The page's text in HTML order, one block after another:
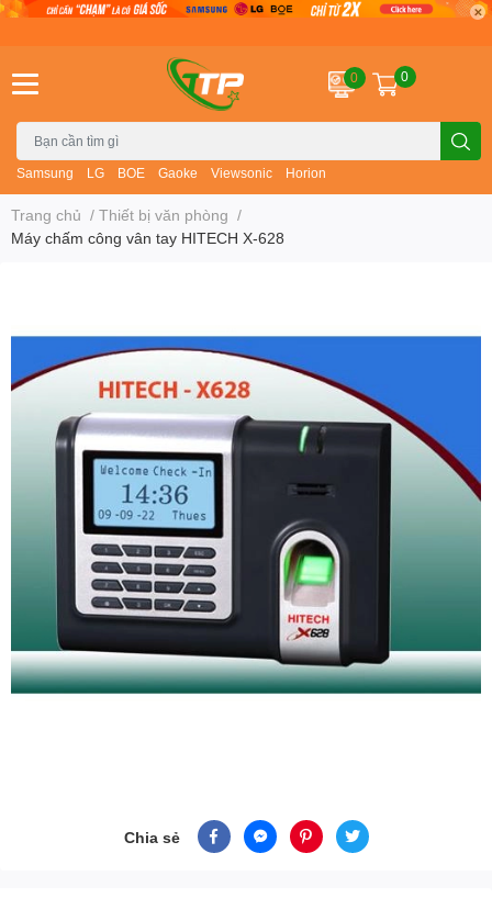
Samsung LG BOE Gaoke Viewsonic Horion
0 0
Trang chủ / Thiết bị văn phòng /
Máy chấm công vân tay HITECH X-628
Chia sẻ